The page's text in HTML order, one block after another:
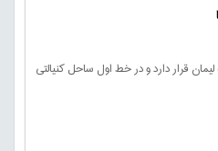
قرار دارد و در خط اول ساحل کنیالتی